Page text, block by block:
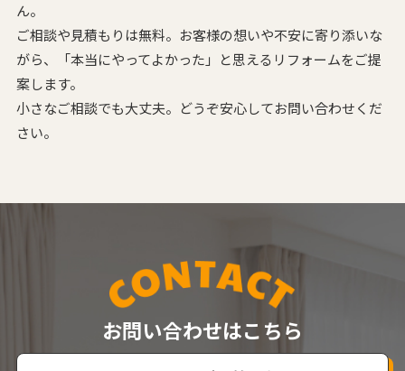
ん。
ご相談や見積もりは無料。お客様の想いや不安に寄り添いな
がら、
「本当にやってよかった」と思えるリフォームをご提
案します。
小さなご相談でも大丈夫。どうぞ安心してお問い合わせくだ
さい。
お問い合わせはこちら